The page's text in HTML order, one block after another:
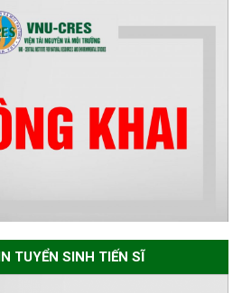
ban chuyên môn đánh giá hồ
sơ chuyên môn cho các thí sinh
dự tuyển nghiên cứu sinh đợt 1
Thông báo danh sách thí sinh
đủ điều kiện dự tuyển Chương
trình đào tạo tiến sĩ chuyên
ngành Môi trường và phát triển
TUYỂN SINH TIẾN SĨ